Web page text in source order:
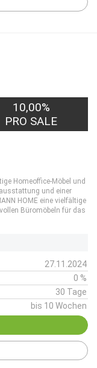
10,00%
PRO SALE
Homeoffice-Möbel und
und einer
HOME eine vielfältige
Büromöbeln für das
27.11.2024
0 %
30 Tage
bis 10 Wochen